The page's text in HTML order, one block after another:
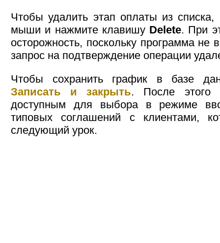
Чтобы удалить этап оплаты из
мыши и нажмите клавишу Delete. При
осторожность, поскольку программа не
запрос на подтверждение операции
Чтобы сохранить график в базе
Записать и закрыть. После этого
доступным для выбора в режиме
типовых соглашений с клиентами,
следующий урок.